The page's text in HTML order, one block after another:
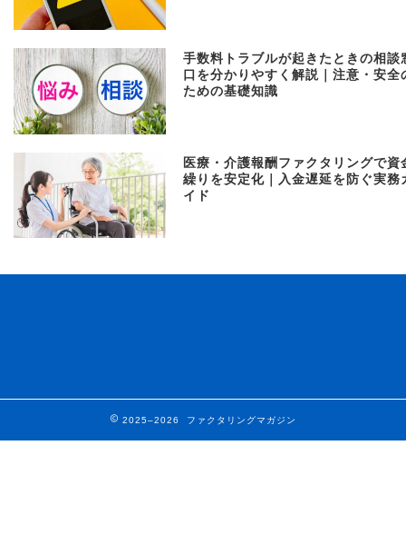
手数料トラブルが起きたときの相談
口を分かりやすく解説｜注意・安全
ための基礎知識
医療・介護報酬ファクタリングで資
繰りを安定化｜入金遅延を防ぐ実務
イド
2025–2026 ファクタリングマガジン